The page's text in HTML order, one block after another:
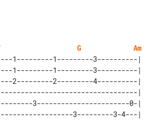
G
Am
1---------1---------3----------|
1---------1---------3----------|
2---------2---------4----------|
|
3-----------------------0-|